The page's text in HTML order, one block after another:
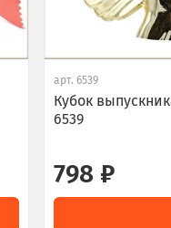
арт. 6539
Кубок
6539
798 ₽